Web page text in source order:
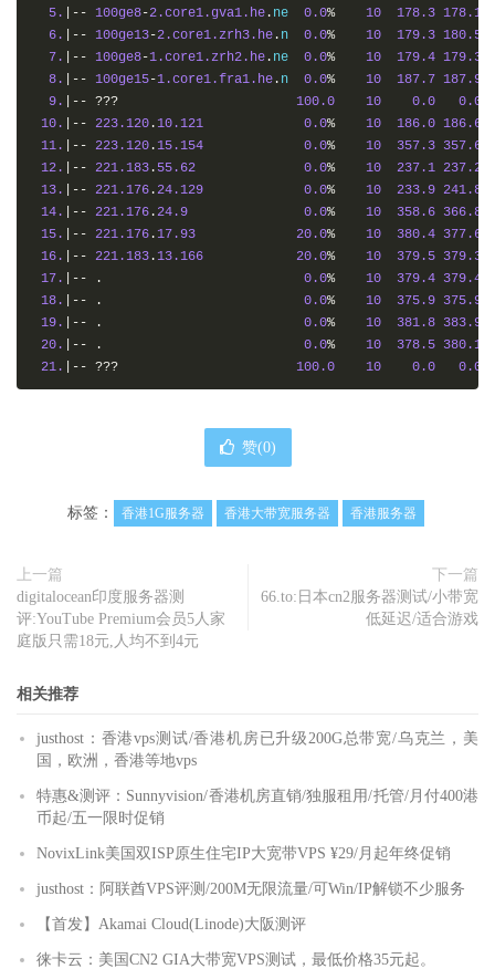
5.
|-- 100ge8-2.core1.gva1.he . ne 0.0% 10 178.3 178.1
6.
|-- 100ge13-2.core1.zrh3.he . n 0.0% 10 179.3 180.5
7.
|-- 100ge8-1.core1.zrh2.he . ne 0.0% 10 179.4 179.3
8.
|-- 100ge15-1.core1.fra1.he . n 0.0% 10 187.7 187.9
9.
|-- ??? 100.0 10 0.0
0.0
10.
|-- 223.120 . 10.121 0.0% 10 186.0 186.6
11.
|-- 223.120 . 15.154 0.0% 10 357.3 357.6
12.
|-- 221.183 . 55.62 0.0% 10 237.1 237.2
13.
|-- 221.176 .24.129 0.0% 10 233.9 241.8
14.
|-- 221.176 .24.9 0.0% 10 358.6 366.8
15.
|-- 221.176 . 17.93 20.0% 10 380.4 377.6
16.
|-- 221.183 . 13.166 20.0% 10 379.5 379.3
17.
|-- . 0.0% 10 379.4 379.4
18.
|-- . 0.0% 10 375.9 375.9
19.
|-- . 0.0% 10 381.8 383.9
20.
|-- . 0.0% 10 378.5 380.1
21.
|-- ??? 100.0 10 0.0 0.0
赞(0)
标签： 香港1G服务器 香港大带宽服务器 香港服务器
上一篇
digitalocean印度服务器测
评:YouTube Premium会员5人家
庭版只需18元,人均不到4元
下一篇
66.to:日本cn2服务器测试/小带宽
低延迟/适合游戏
相关推荐
justhost：香港vps测试/香港机房已升级200G总带宽/乌克兰，美
国，欧洲，香港等地vps
特惠&测评：Sunnyvision/香港机房直销/独服租用/托管/月付400港
币起/五一限时促销
NovixLink美国双ISP原生住宅IP大宽带VPS ¥29/月起年终促销
justhost：阿联酋VPS评测/200M无限流量/可Win/IP解锁不少服务
【首发】Akamai Cloud(Linode)大阪测评
徕卡云：美国CN2 GIA大带宽VPS测试，最低价格35元起。